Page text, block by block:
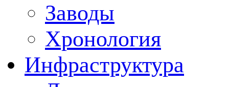
Заводы
Хронология
Инфраструктура